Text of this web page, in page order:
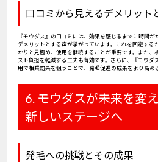
口コミから見えるデメリット
『モウダス』の口コミには、効果を感じるまでに時間
デメリットとする声が挙がっています。これを回避する
かりと見極め、使用を継続することが重要です。また、
スト負担を軽減する工夫も有効です。さらに、『モウ
用で相乗効果を狙うことで、発毛促進の成果をより高め
6. モウダスが未来を変
新しいステージへ
発毛への挑戦とその成果